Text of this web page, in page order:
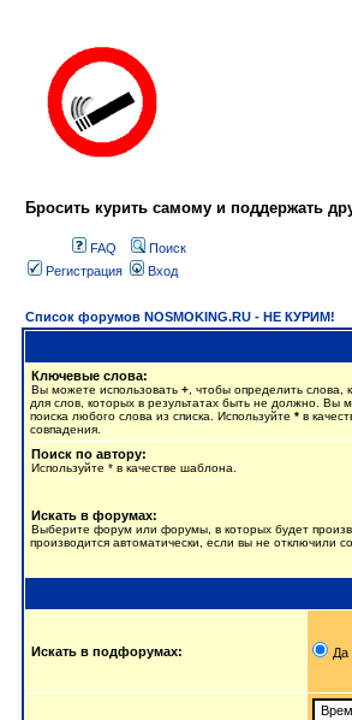
Бросить курить самому и поддержать
FAQ
Поиск
Регистрация
Вход
Список форумов NOSMOKING.RU - НЕ КУРИМ!
Ключевые слова:
Вы можете использовать + , чтобы определить
для слов, которых в результатах быть не должно.
поиска любого слова из списка. Используйте * в
совпадения.
Поиск по автору:
Используйте * в качестве шаблона.
Искать в форумах:
Выберите форум или форумы, в которых будет
производится автоматически, если вы не отключили
Искать в подфорумах: Да